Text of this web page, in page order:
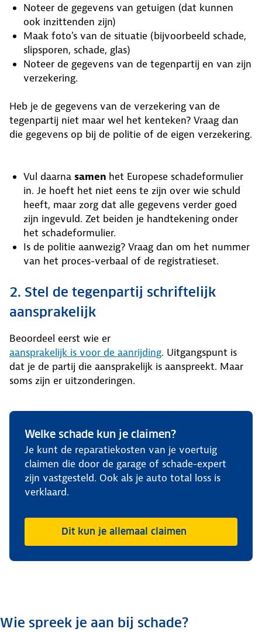
Noteer de gegevens van getuigen (dat kunnen
ook inzittenden zijn)
Maak foto's van de situatie (bijvoorbeeld schade,
slipsporen, schade, glas)
Noteer de gegevens van de tegenpartij en van zijn
verzekering.
Heb je de gegevens van de verzekering van de
tegenpartij niet maar wel het kenteken? Vraag dan
die gegevens op bij de politie of de eigen verzekering.
Vul daarna samen het Europese schadeformulier
in. Je hoeft het niet eens te zijn over wie schuld
heeft, maar zorg dat alle gegevens verder goed
zijn ingevuld. Zet beiden je handtekening onder
het schadeformulier.
Is de politie aanwezig? Vraag dan om het nummer
van het proces-verbaal of de registratieset.
2. Stel de tegenpartij schriftelijk
aansprakelijk
Beoordeel eerst wie er
aansprakelijk is voor de aanrijding. Uitgangspunt is
dat je de partij die aansprakelijk is aanspreekt. Maar
soms zijn er uitzonderingen.
Welke schade kun je claimen?
Je kunt de reparatiekosten van je voertuig
claimen die door de garage of schade-expert
zijn vastgesteld. Ook als je auto total loss is
verklaard.
Dit kun je allemaal claimen
Wie spreek je aan bij schade?